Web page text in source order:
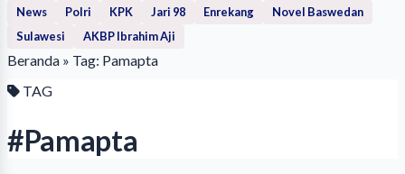
News Polri KPK Jari 98 Enrekang
Novel Baswedan
Sulawesi
AKBP Ibrahim Aji
Beranda » Tag: Pamapta
TAG
#Pamapta